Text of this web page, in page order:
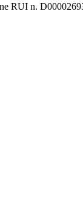
RUI n.